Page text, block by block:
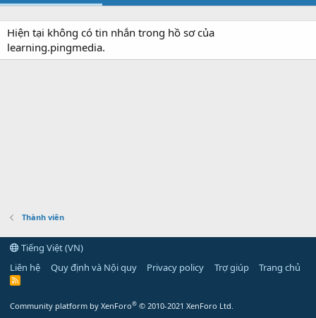
Hiện tại không có tin nhắn trong hồ sơ của
learning.pingmedia.
Thành viên
Tiếng Việt (VN)
Liên hệ
Quy định và Nội quy Privacy policy Trợ giúp Trang chủ
R
Community platform by XenForo® © 2010-2021 XenForo Ltd.